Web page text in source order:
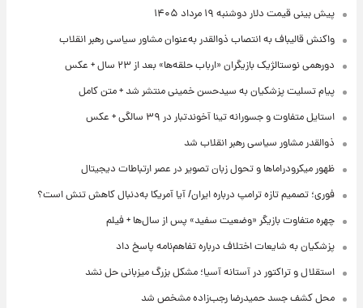
پیش‌ بینی قیمت دلار دوشنبه ۱۹ مرداد ۱۴۰۵
واکنش قالیباف به انتصاب ذوالقدر به‌عنوان مشاور سیاسی رهبر انقلاب
دورهمی نوستالژیک بازیگران «ارباب حلقه‌ها» بعد از ۲۳ سال + عکس
پیام تسلیت پزشکیان به سیدحسن خمینی منتشر شد + متن کامل
استایل متفاوت و جسورانه تینا آخوندتبار در ۳۹ سالگی + عکس
ذوالقدر مشاور سیاسی رهبر انقلاب شد
ظهور میکرودراماها و تحول زبان تصویر در عصر ارتباطات دیجیتال
فوری؛ تصمیم تازه ترامپ درباره ایران/ آیا آمریکا به‌دنبال کاهش تنش است؟
چهره متفاوت بازیگر «وضعیت سفید» پس از سال‌ها + فیلم
پزشکیان به شایعات اختلاف درباره تفاهم‌نامه پاسخ داد
استقلال و تراکتور در آستانه آسیا؛ مشکل بزرگ میزبانی حل نشد
محل کشف جسد حمیدرضا رجب‌زاده مشخص شد